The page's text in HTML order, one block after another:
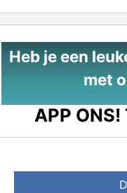
Heb je een
met
APP ONS!